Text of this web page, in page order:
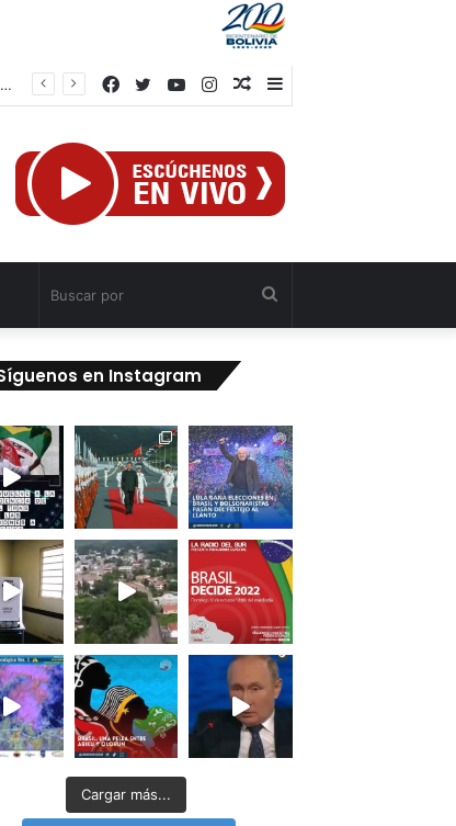
Petro en su despedida de la Casa de Nariño: «Espero que nos recuerden hasta siempre»
Barra
Publicación
azar
Instagram
YouTube
Twitter
Facebook
en Instagram
Cargar más...